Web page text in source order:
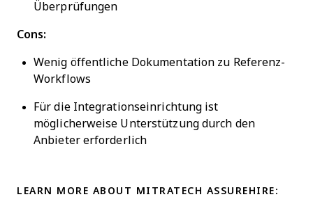
Überprüfungen
Cons:
Wenig öffentliche Dokumentation zu Referenz-
Workflows
Für die Integrationseinrichtung ist
möglicherweise Unterstützung durch den
Anbieter erforderlich
LEARN MORE ABOUT MITRATECH ASSUREHIRE: